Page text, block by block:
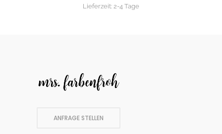
Lieferzeit: 2-4 Tage
ANFRAGE STELLEN